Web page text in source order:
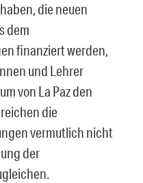
die neuen
dem
finanziert werden,
und Lehrer
von La Paz den
die
vermutlich nicht
der